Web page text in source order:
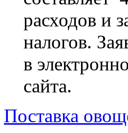
расходов и
налогов.
в
сайта.
Поставка